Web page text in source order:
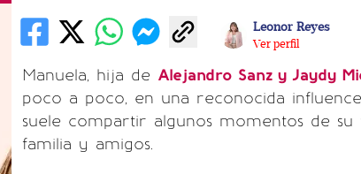
Leonor Reyes
Ver perfil
Manuela, hija de Alejandro Sanz y Jaydy
poco a poco, en una reconocida
suele compartir algunos momentos de
familia y amigos.